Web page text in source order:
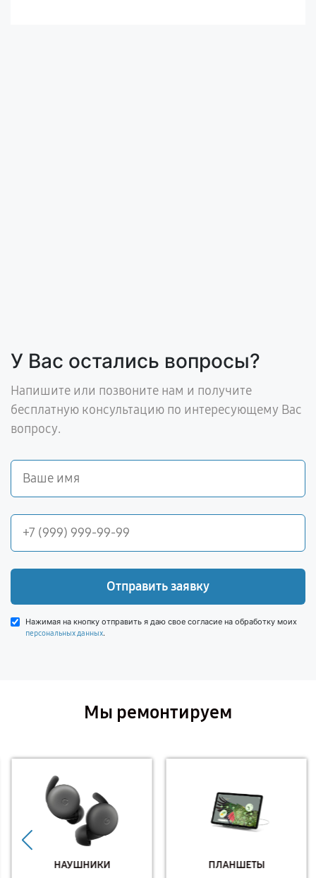
У Вас остались вопросы?
Напишите или позвоните нам и получите
бесплатную консультацию по интересующему Вас
вопросу.
Отправить заявку
Нажимая на кнопку отправить я даю свое согласие на обработку моих
персональных данных.
Мы ремонтируем
НАУШНИКИ ПЛАНШЕТЫ